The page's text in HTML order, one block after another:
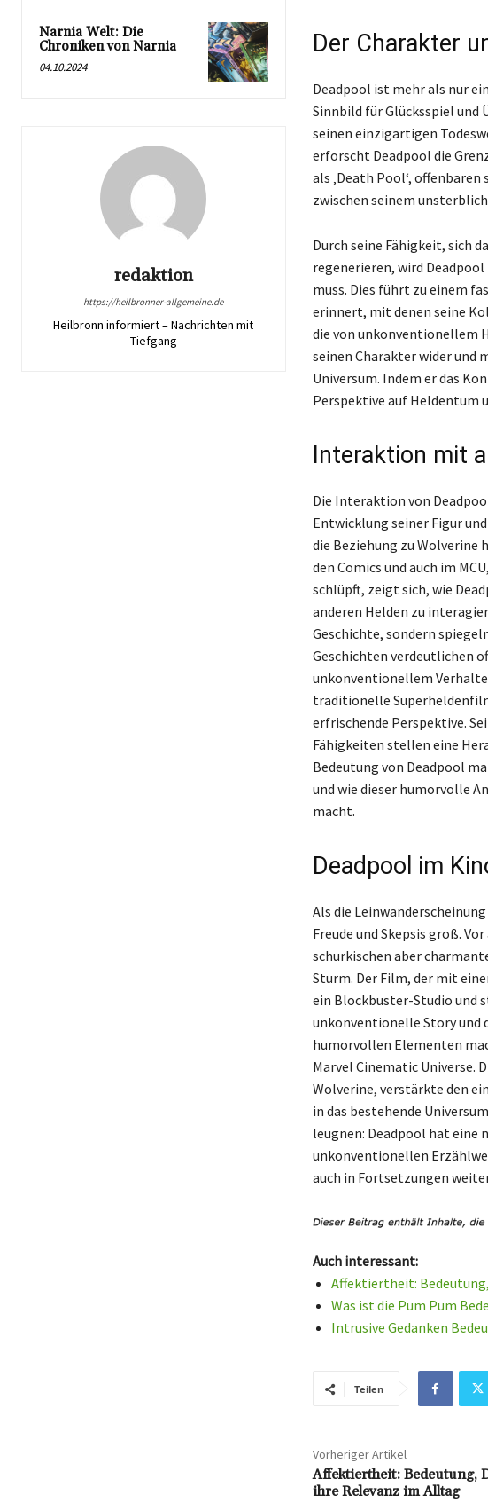
Narnia Welt: Die
Chroniken von Narnia
04.10.2024
redaktion
https://heilbronner-allgemeine.de
Heilbronn informiert – Nachrichten mit
Tiefgang
Der Charakter
Deadpool ist mehr als nur
Sinnbild für Glücksspiel und
seinen einzigartigen
erforscht Deadpool die
als ‚Death Pool‘,
zwischen seinem
Durch seine Fähigkeit, sich
regenerieren, wird
muss. Dies führt zu einem
erinnert, mit denen seine
die von unkonventionellem
seinen Charakter wider und
Universum. Indem er das
Perspektive auf Heldentum
Interaktion mit
Die Interaktion von
Entwicklung seiner Figur
die Beziehung zu Wolverine
den Comics und auch im
schlüpft, zeigt sich, wie
anderen Helden zu
Geschichte, sondern
Geschichten verdeutlichen
unkonventionellem
traditionelle
erfrischende Perspektive.
Fähigkeiten stellen eine
Bedeutung von Deadpool
und wie dieser humorvolle
macht.
Deadpool im
Als die
Freude und Skepsis groß.
schurkischen aber
Sturm. Der Film, der mit
ein Blockbuster-Studio und
unkonventionelle Story und
humorvollen Elementen
Marvel Cinematic Universe.
Wolverine, verstärkte den
in das bestehende
leugnen: Deadpool hat eine
unkonventionellen
auch in Fortsetzungen
Auch interessant:
Affektiertheit:
Was ist die Pum Pum
Intrusive Gedanken
Teilen
Vorheriger Artikel
Affektiertheit: Bedeutung,
ihre Relevanz im Alltag